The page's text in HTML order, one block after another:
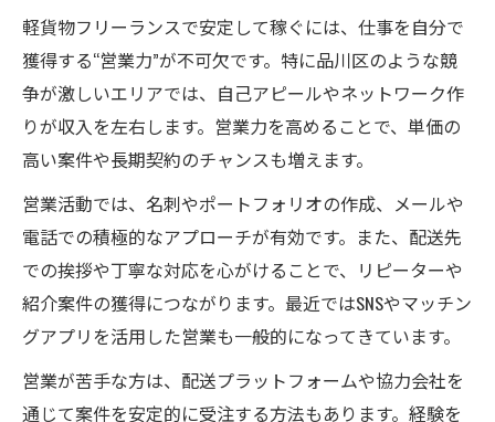
軽貨物フリーランスで安定して稼ぐには、仕事を自分で
獲得する“営業力”が不可欠です。特に品川区のような競
争が激しいエリアでは、自己アピールやネットワーク作
りが収入を左右します。営業力を高めることで、単価の
高い案件や長期契約のチャンスも増えます。
営業活動では、名刺やポートフォリオの作成、メールや
電話での積極的なアプローチが有効です。また、配送先
での挨拶や丁寧な対応を心がけることで、リピーターや
紹介案件の獲得につながります。最近ではSNSやマッチン
グアプリを活用した営業も一般的になってきています。
営業が苦手な方は、配送プラットフォームや協力会社を
通じて案件を安定的に受注する方法もあります。経験を